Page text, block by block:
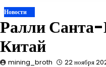
Новости
Ралли Санта-
Китай
mining_broth 22 ноября